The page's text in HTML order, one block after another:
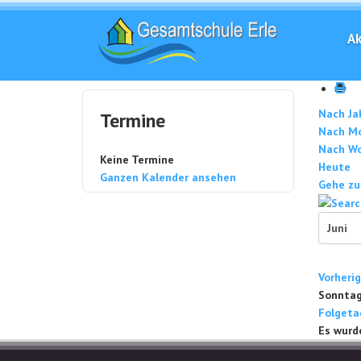
Termine
Keine Termine
Ganzen Kalender ansehen
Nach
Nach
Nach
Heute
Gehe
Es